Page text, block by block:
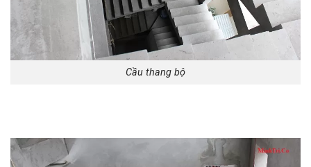
Cầu thang bộ